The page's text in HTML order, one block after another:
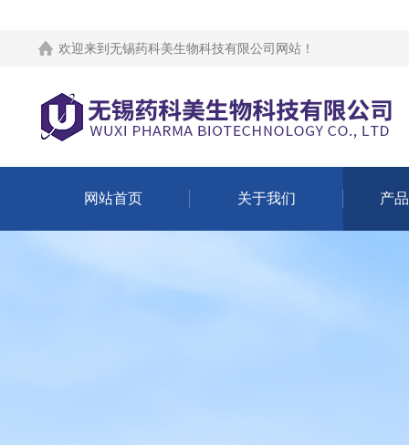
欢迎来到 无锡药科美生物科技有限公司网站 ！
网站首页 关于我们 产